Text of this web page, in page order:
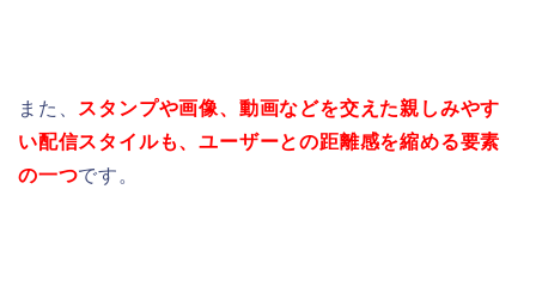
また、 スタンプや画像、動画などを交えた親しみやす
い配信スタイルも、ユーザーとの距離感を縮める要素
の一つです。